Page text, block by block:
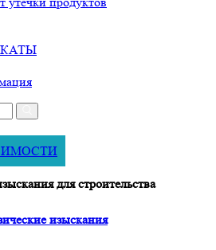
для строительства
изыскания